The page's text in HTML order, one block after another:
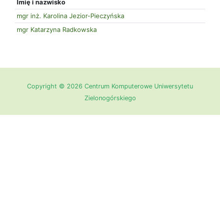
Imię i nazwisko
mgr inż. Karolina Jezior-Pieczyńska
mgr Katarzyna Radkowska
Copyright © 2026 Centrum Komputerowe Uniwersytetu
Zielonogórskiego